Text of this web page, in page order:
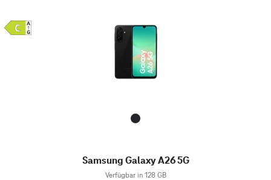
Samsung Galaxy A26 5G
Verfügbar in 128 GB